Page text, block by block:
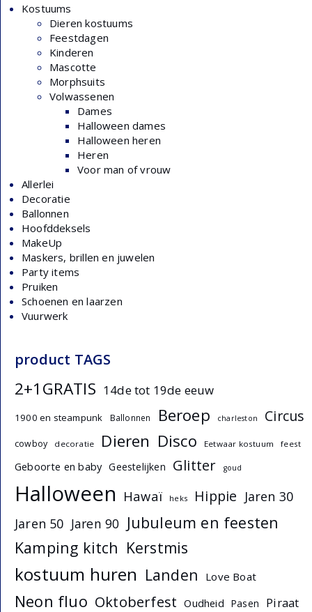
Kostuums
Dieren kostuums
Feestdagen
Kinderen
Mascotte
Morphsuits
Volwassenen
Dames
Halloween dames
Halloween heren
Heren
Voor man of vrouw
Allerlei
Decoratie
Ballonnen
Hoofddeksels
MakeUp
Maskers, brillen en juwelen
Party items
Pruiken
Schoenen en laarzen
Vuurwerk
product TAGS
2+1GRATIS 14de tot 19de eeuw
1900 en steampunk Ballonnen Beroep charleston Circus
cowboy decoratie Dieren Disco Eetwaar kostuum feest
Geboorte en baby Geestelijken Glitter goud
Halloween Hawaï heks Hippie Jaren 30
Jaren 50 Jaren 90 Jubuleum en feesten
Kamping kitch Kerstmis
kostuum huren Landen Love Boat
Neon fluo Oktoberfest Oudheid Pasen Piraat